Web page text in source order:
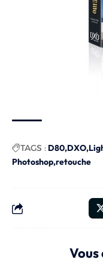
TAGS : D80 DXO
Photoshop retouche
Vous